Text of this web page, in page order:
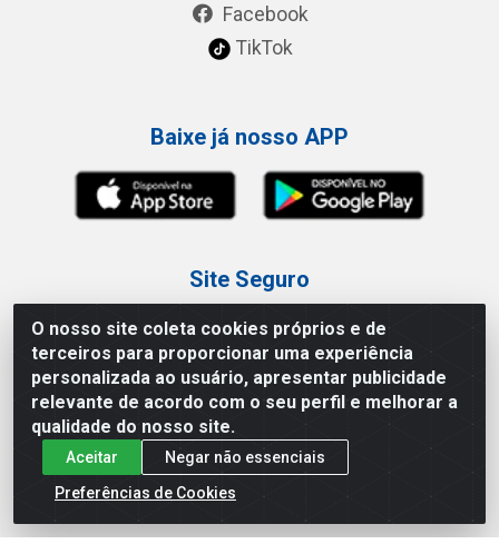
O nosso site coleta cookies próprios e de
terceiros para proporcionar uma experiência
personalizada ao usuário, apresentar publicidade
relevante de acordo com o seu perfil e melhorar a
qualidade do nosso site.
Aceitar
Negar não essenciais
Preferências de Cookies
Facebook
TikTok
Baixe já nosso APP
Site Seguro
Loja / Showroom
Tel.: (11) 3227-0546
Av Vautier, 587/597 - Pari - São Paulo/SP